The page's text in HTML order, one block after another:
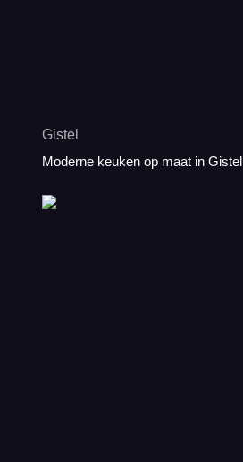
Gistel
Moderne keuken op maat in Gistel